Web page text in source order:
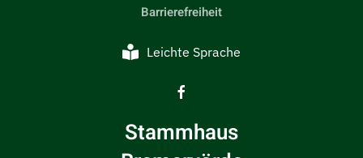
Barrierefreiheit
Leichte Sprache
Stammhaus